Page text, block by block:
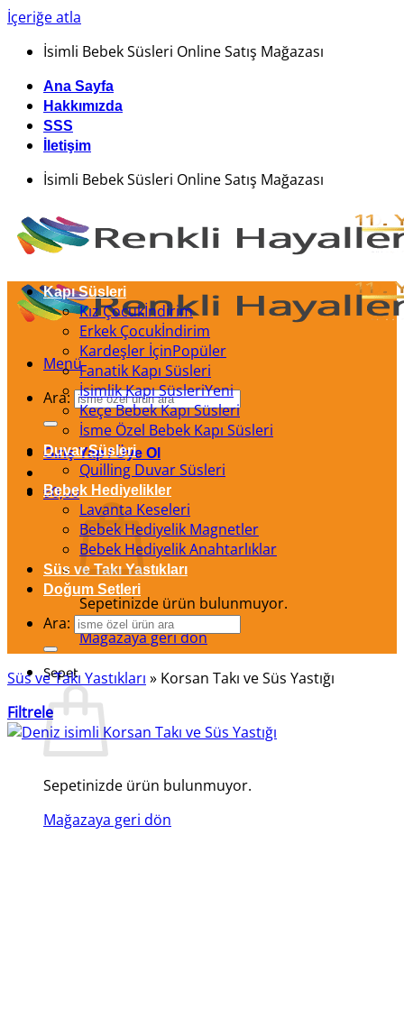
İçeriğe atla
İsimli Bebek Süsleri Online Satış Mağazası
Ana Sayfa
Hakkımızda
SSS
İletişim
İsimli Bebek Süsleri Online Satış Mağazası
Menü
Ara:
Giriş Yap / Üye Ol
₺0,00
Sepetinizde ürün bulunmuyor.
Mağazaya geri dön
Sepet
Sepetinizde ürün bulunmuyor.
Mağazaya geri dön
Kapı Süsleri
Kız Çocuk
Erkek Çocuk
Kardeşler İçin
Fanatik Kapı Süsleri
İsimlik Kapı Süsleri
Keçe Bebek Kapı Süsleri
İsme Özel Bebek Kapı Süsleri
Duvar Süsleri
Quilling Duvar Süsleri
Bebek Hediyelikler
Lavanta Keseleri
Bebek Hediyelik Magnetler
Bebek Hediyelik Anahtarlıklar
Süs ve Takı Yastıkları
Doğum Setleri
Ara:
Süs ve Takı Yastıkları » Korsan Takı ve Süs Yastığı
Filtrele